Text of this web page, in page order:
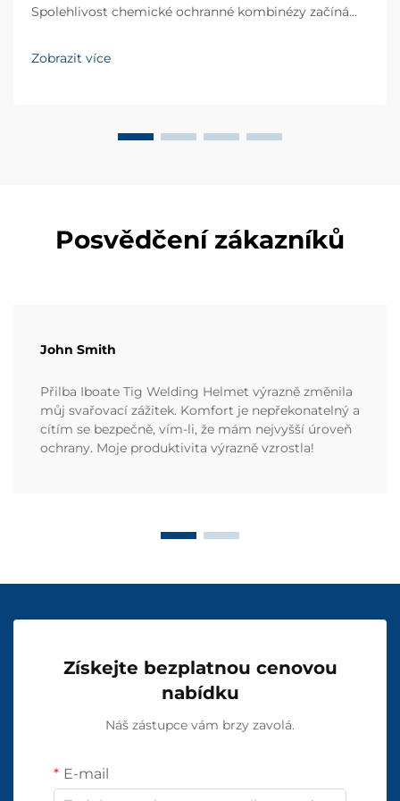
Spolehlivost chemické ochranné kombinézy začíná
pronikání, trhání a degradaci. S více než 20letou
Zobrazit více
Posvědčení zákazníků
John Smith
Přilba Iboate Tig Welding Helmet výrazně změnila
můj svařovací zážitek. Komfort je nepřekonatelný a
cítím se bezpečně, vím-li, že mám nejvyšší úroveň
ochrany. Moje produktivita výrazně vzrostla!
Získejte bezplatnou cenovou
nabídku
Náš zástupce vám brzy zavolá.
E-mail